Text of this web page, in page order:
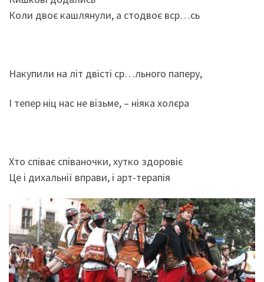
Коли двоє кашлянули, а стодвоє вср…сь
Накупили на літ двісті ср…льного паперу,
І тепер ніц нас не візьме, – ніяка холєра
Хто співає співаночки, хутко здоровіє
Це і дихальнії вправи, і арт-терапія